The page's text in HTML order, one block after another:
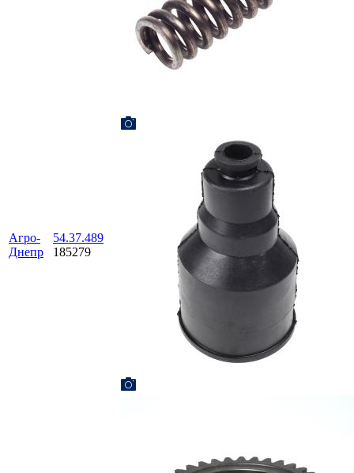
Агро-
Днепр
54.37.489
185279